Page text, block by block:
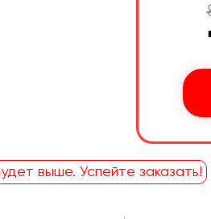
выше. Успейте заказать!